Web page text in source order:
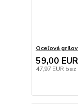
Oceľová
59,00 EUR
47,97 EUR bez